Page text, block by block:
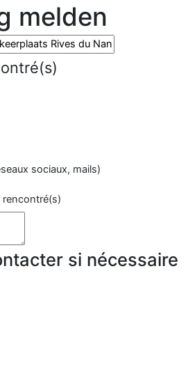
melden
sociaux, mails)
rencontré(s)
si nécessaire